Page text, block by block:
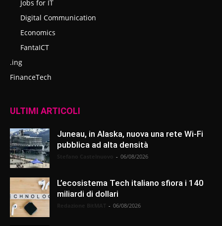
Jobs for IT
Digital Communication
Economics
FantaICT
.ing
FinanceTech
ULTIMI ARTICOLI
Juneau, in Alaska, nuova una rete Wi-Fi
pubblica ad alta densità
- 06/08/2026
L’ecosistema Tech italiano sfiora i 140
miliardi di dollari
- 06/08/2026